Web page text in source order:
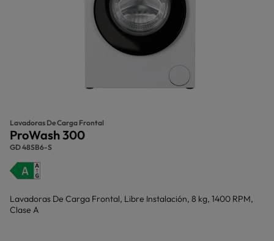
Lavadoras De Carga Frontal
ProWash 300
GD 48SB6-S
Lavadoras De Carga Frontal, Libre Instalación, 8 kg, 1400 RPM,
Clase A